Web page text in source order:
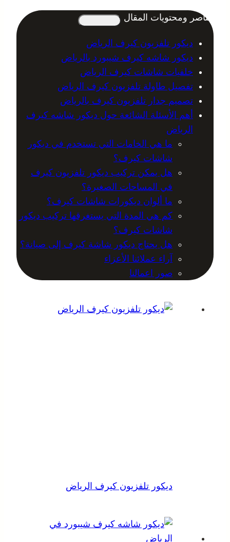
عناصر ومحتويات المقال
ديكور تلفزيون كيرف الرياض
ديكور شاشه كيرف شيبورد بالرياض
خلفيات شاشات كيرف الرياض
تفصيل طاولة تلفزيون كيرف الرياض
تصميم جدار تلفزيون كيرف بالرياض
أهم الأسئلة الشائعة حول ديكور شاشه كيرف
الرياض
ما هي الخامات التي تستخدم في ديكور
شاشات كيرف؟
هل يمكن تركيب ديكور تلفزيون كيرف
في المساحات الصغيرة؟
ما ألوان ديكورات شاشات كيرف؟
كم هي المدة التي يستغرقها تركيب ديكور
شاشات كيرف؟
هل يحتاج ديكور شاشة كيرف إلى صيانة؟
آراء عملائنا الأعزاء
صور اعمالنا
ديكور تلفزيون كيرف الرياض